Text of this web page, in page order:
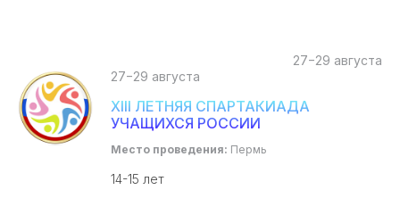
27−29 августа
27−29 августа
XIII ЛЕТНЯЯ СПАРТАКИАДА
УЧАЩИХСЯ РОССИИ
Место проведения: Пермь
14-15 лет